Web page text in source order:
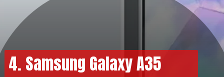
4. Samsung Galaxy A35